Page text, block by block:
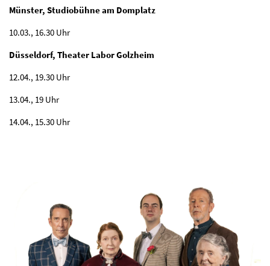
Münster, Studiobühne am Domplatz
10.03., 16.30 Uhr
Düsseldorf, Theater Labor Golzheim
12.04., 19.30 Uhr
13.04., 19 Uhr
14.04., 15.30 Uhr